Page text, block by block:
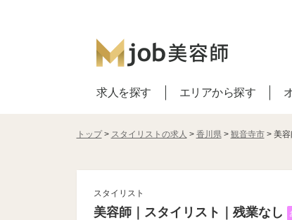
求人を探す エリアから探す
トップ> スタイリストの求人 > 香川県> 観音寺市> 美容
スタイリスト
美容師｜スタイリスト｜残業なし